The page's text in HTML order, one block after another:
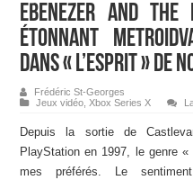
Ebenezer and
étonnant
dans « l’esprit » de
Frédéric St-Georges
Jeux vidéo ,Xbox Series X
Depuis la sortie de
PlayStation en 1997, le genre
mes préférés. Le